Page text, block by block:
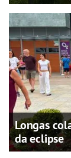
Longas
da eclipse